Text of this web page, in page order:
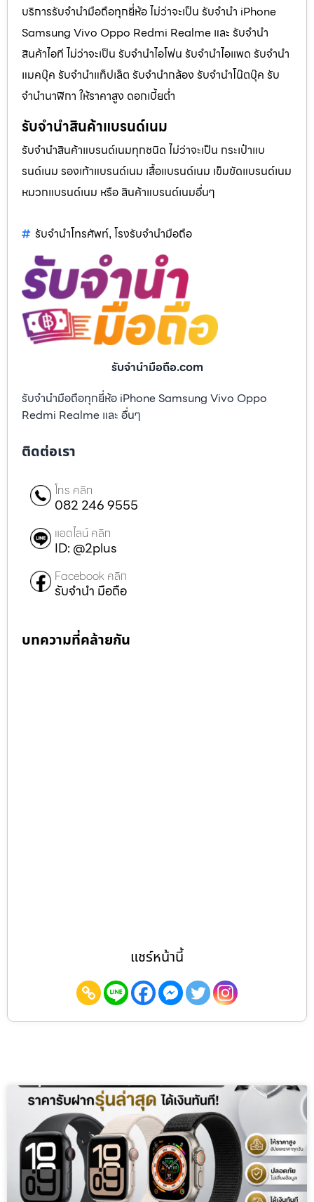
บริการรับจำนำมือถือทุกยี่ห้อ ไม่ว่าจะเป็น รับจำนำ iPhone
Samsung Vivo Oppo Redmi Realme และ รับจำนำ
สินค้าไอที ไม่ว่าจะเป็น รับจำนำไอโฟน รับจำนำไอแพด รับจำนำ
แมคบุ๊ค รับจำนำแท็ปเล็ต รับจำนำกล้อง รับจำนำโน๊ตบุ๊ค รับ
จำนำนาฬิกา ให้ราคาสูง ดอกเบี้ยต่ำ
รับจำนำสินค้าแบรนด์เนม
รับจำนำสินค้าแบรนด์เนมทุกชนิด ไม่ว่าจะเป็น กระเป๋าแบ
รนด์เนม รองเท้าแบรนด์เนม เสื้อแบรนด์เนม เข็มขัดแบรนด์เนม
หมวกแบรนด์เนม หรือ สินค้าแบรนด์เนมอื่นๆ
รับจำนำโทรศัพท์, โรงรับจำนำมือถือ
รับจํานํามือถือ.com
รับจำนำมือถือทุกยี่ห้อ iPhone Samsung Vivo Oppo
Redmi Realme และ อื่นๆ
ติดต่อเรา
โทร คลิก
082 246 9555
แอดไลน์ คลิก
ID: @2plus
Facebook คลิก
รับจำนำ มือถือ
บทความที่คล้ายกัน
แชร์หน้านี้